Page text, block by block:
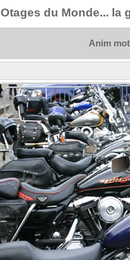
Otages du Monde... la
Anim